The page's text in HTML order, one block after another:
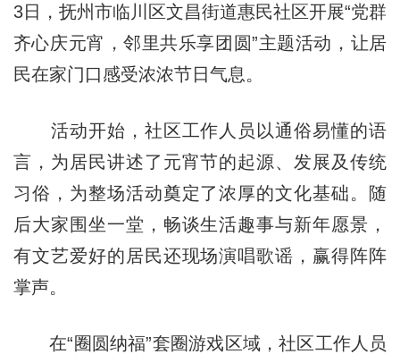
3日，抚州市临川区文昌街道惠民社区开展“党群
齐心庆元宵，邻里共乐享团圆”主题活动，让居
民在家门口感受浓浓节日气息。
活动开始，社区工作人员以通俗易懂的语
言，为居民讲述了元宵节的起源、发展及传统
习俗，为整场活动奠定了浓厚的文化基础。随
后大家围坐一堂，畅谈生活趣事与新年愿景，
有文艺爱好的居民还现场演唱歌谣，赢得阵阵
掌声。
在“圈圆纳福”套圈游戏区域，社区工作人员